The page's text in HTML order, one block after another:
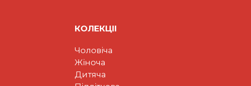
КОЛЕКЦII
Чоловіча
Жіноча
Дитяча